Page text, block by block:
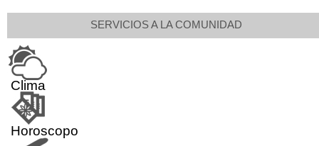
SERVICIOS A LA COMUNIDAD
Clima
Horoscopo